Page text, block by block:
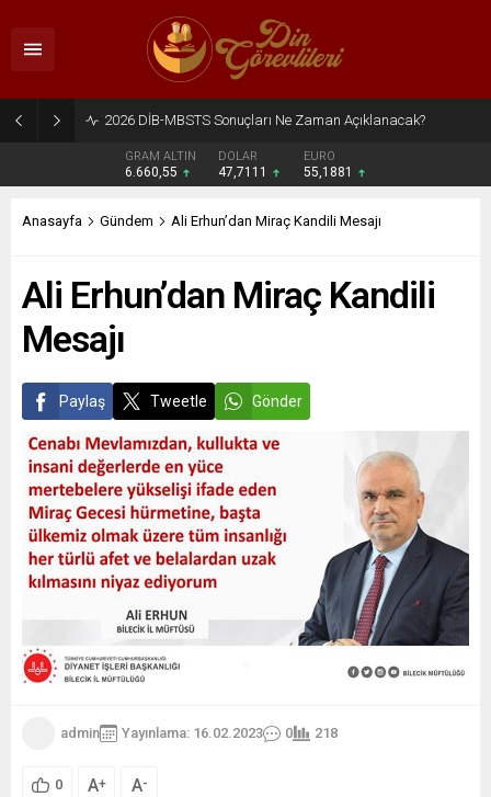
2026 DİB-MBSTS Ne Zaman?
GRAM ALTIN
6.660,55
DOLAR
47,7111
EURO
55,1881
Anasayfa Gündem Ali Erhun’dan Miraç Kandili Mesajı
Ali Erhun’dan Miraç Kandili
Mesajı
Paylaş Tweetle Gönder
admin Yayınlama: 16.02.2023 0 218
0 A+ A-